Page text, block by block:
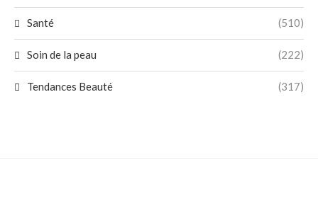
Santé (510)
Soin de la peau (222)
Tendances Beauté (317)